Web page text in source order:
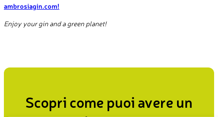
ambrosiagin.com!
Enjoy your gin and a green planet!
Scopri come puoi avere un